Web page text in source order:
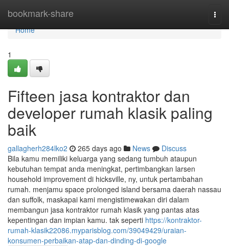
bookmark-share
Home
Home
1
Fifteen jasa kontraktor dan
developer rumah klasik paling
baik
gallagherh284lko2 265 days ago News
Discuss
Bila kamu memiliki keluarga yang sedang tumbuh ataupun
kebutuhan tempat anda meningkat, pertimbangkan larsen
household improvement di hicksville, ny, untuk pertambahan
rumah. menjamu space prolonged island bersama daerah nassau
dan suffolk, maskapai kami mengistimewakan diri dalam
membangun jasa kontraktor rumah klasik yang pantas atas
kepentingan dan impian kamu. tak seperti https://kontraktor-
rumah-klasik22086.myparisblog.com/39049429/uraian-
konsumen-perbaikan-atap-dan-dinding-di-google